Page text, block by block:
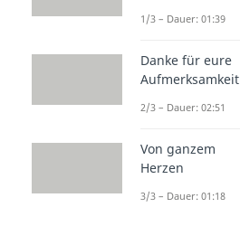
1/3 – Dauer: 01:39
Danke für eure
Aufmerksamkeit
2/3 – Dauer: 02:51
Von ganzem
Herzen
3/3 – Dauer: 01:18